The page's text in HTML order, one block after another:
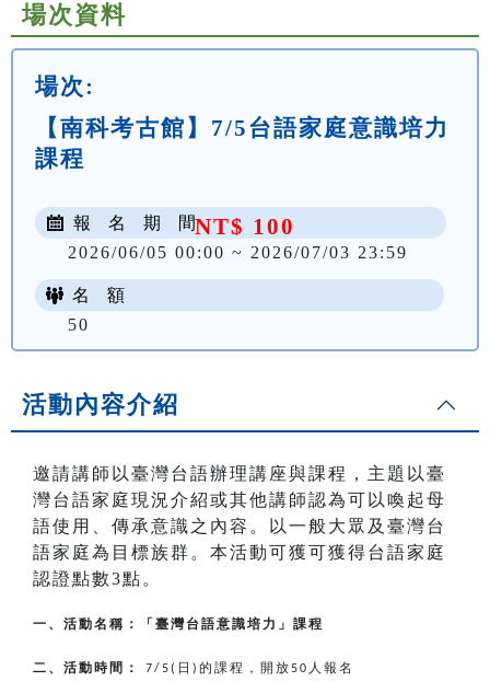
場次資料
場次:
【南科考古館】7/5台語家庭意識培力
課程
NT$ 100
報 名 期 間
2026/06/05 00:00 ~ 2026/07/03 23:59
名 額
50
活動內容介紹
邀請講師以臺灣台語辦理講座與課程，主題以臺
灣台語家庭現況介紹或其他講師認為可以喚起母
語使用、傳承意識之內容。以一般大眾及臺灣台
語家庭為目標族群。本活動可獲可獲得台語家庭
認證點數3點。
一、活動名稱：「臺灣台語意識培力」課程
二、活動時間： 7/5( 日 ) 的課程，開放50 人報名